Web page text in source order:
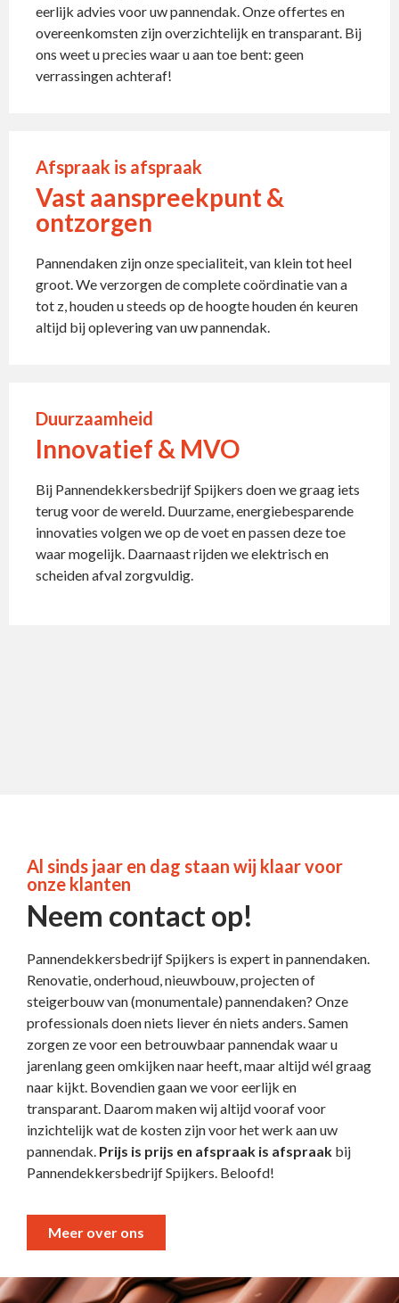
eerlijk advies voor uw pannendak. Onze offertes en
overeenkomsten zijn overzichtelijk en transparant. Bij
ons weet u precies waar u aan toe bent: geen
verrassingen achteraf!
Afspraak is afspraak
Vast aanspreekpunt &
ontzorgen
Pannendaken zijn onze specialiteit, van klein tot heel
groot. We verzorgen de complete coördinatie van a
tot z, houden u steeds op de hoogte houden én keuren
altijd bij oplevering van uw pannendak.
Duurzaamheid
Innovatief & MVO
Bij Pannendekkersbedrijf Spijkers doen we graag iets
terug voor de wereld. Duurzame, energiebesparende
innovaties volgen we op de voet en passen deze toe
waar mogelijk. Daarnaast rijden we elektrisch en
scheiden afval zorgvuldig.
Al sinds jaar en dag staan wij klaar voor
onze klanten
Neem contact op!
Pannendekkersbedrijf Spijkers is expert in pannendaken.
Renovatie, onderhoud, nieuwbouw, projecten of
steigerbouw van (monumentale) pannendaken? Onze
professionals doen niets liever én niets anders. Samen
zorgen ze voor een betrouwbaar pannendak waar u
jarenlang geen omkijken naar heeft, maar altijd wél graag
naar kijkt. Bovendien gaan we voor eerlijk en
transparant. Daarom maken wij altijd vooraf voor
inzichtelijk wat de kosten zijn voor het werk aan uw
pannendak. Prijs is prijs en afspraak is afspraak bij
Pannendekkersbedrijf Spijkers. Beloofd!
Meer over ons